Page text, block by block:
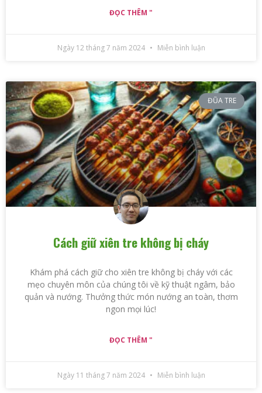
ĐỌC THÊM "
Ngày 12 tháng 7 năm 2024 Miễn bình luận
ĐŨA TRE
Cách giữ xiên tre không bị cháy
Khám phá cách giữ cho xiên tre không bị cháy với các
mẹo chuyên môn của chúng tôi về kỹ thuật ngâm, bảo
quản và nướng. Thưởng thức món nướng an toàn, thơm
ngon mọi lúc!
ĐỌC THÊM "
Ngày 11 tháng 7 năm 2024 Miễn bình luận